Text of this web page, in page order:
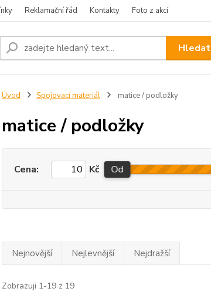
Reklamační řád Kontakty Foto z akcí
Hledat
Úvod Spojovací materiál matice / podložky
matice / podložky
Cena: Kč Od
Nejnovější Nejlevnější Nejdražší
Zobrazuji 1-19 z 19